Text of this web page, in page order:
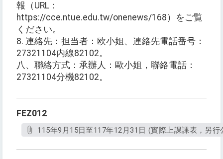
報（URL：
https://cce.ntue.edu.tw/onenews/168）をご覧
ください。
8. 連絡先：担当者：欧小姐、連絡先電話番号：
27321104内線82102。
八、聯絡方式：承辦人：歐小姐，聯絡電話：
27321104分機82102。
FEZ012
115年9月15日至117年12月31日 (實際上課課表，另行